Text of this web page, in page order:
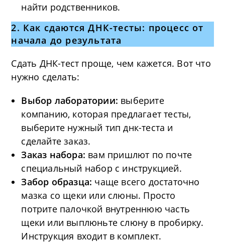
найти родственников.
2. Как сдаются ДНК-тесты: процесс от
начала до результата
Сдать ДНК-тест проще, чем кажется. Вот что
нужно сделать:
Выбор лаборатории: выберите
компанию, которая предлагает тесты,
выберите нужный тип днк-теста и
сделайте заказ.
Заказ набора: вам пришлют по почте
специальный набор с инструкцией.
Забор образца: чаще всего достаточно
мазка со щеки или слюны. Просто
потрите палочкой внутреннюю часть
щеки или выплюньте слюну в пробирку.
Инструкция входит в комплект.